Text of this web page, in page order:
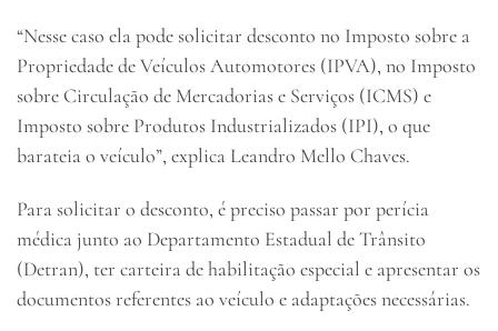
“Nesse caso ela pode solicitar desconto no Imposto sobre a
Propriedade de Veículos Automotores (IPVA), no Imposto
sobre Circulação de Mercadorias e Serviços (ICMS) e
Imposto sobre Produtos Industrializados (IPI), o que
barateia o veículo”, explica Leandro Mello Chaves.
Para solicitar o desconto, é preciso passar por perícia
médica junto ao Departamento Estadual de Trânsito
(Detran), ter carteira de habilitação especial e apresentar os
documentos referentes ao veículo e adaptações necessárias.